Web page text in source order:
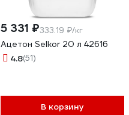
5 331 ₽333.19 ₽/кг
Ацетон Selkor 20 л 42616
4.8(51)
В корзину